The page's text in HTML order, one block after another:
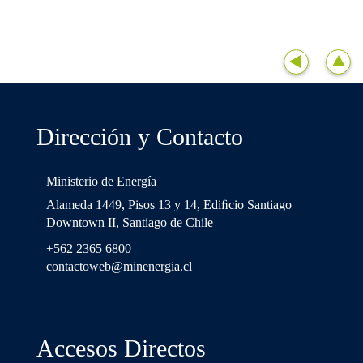
Dirección y Contacto
Ministerio de Energía
Alameda 1449, Pisos 13 y 14, Ediﬁcio Santiago
Downtown II, Santiago de Chile
+562 2365 6800
contactoweb@minenergia.cl
Accesos Directos